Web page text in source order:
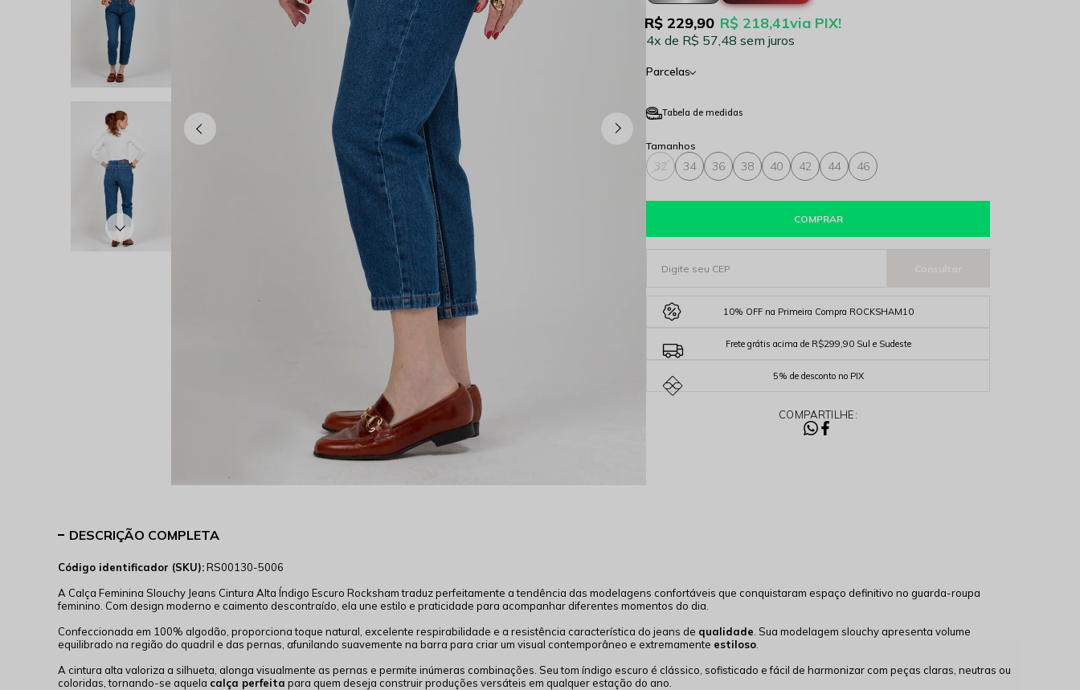
R$ 218,41via PIX!
R$ 229,90
4x R$ 57,48 sem juros
Parcelas
Tabela de medidas
32 34 36 38 40 42 44 46
COMPRAR
10% OFF na Primeira Compra ROCKSHAM10
Frete grátis acima de R$299,90 Sul e Sudeste
5% de desconto no PIX
COMPARTILHE:
DESCRIÇÃO COMPLETA
Código identificador (SKU):RS00130-5006
A Calça Feminina Slouchy Jeans Cintura Alta Índigo Escuro Rocksham traduz perfeitamente a tendência das modelagens confortáveis que conquistaram espaço definitivo no guarda-roupa
feminino. Com design moderno e caimento descontraído, ela une estilo e praticidade para acompanhar diferentes momentos do dia.
Confeccionada em 100% algodão, proporciona toque natural, excelente respirabilidade e a resistência característica do jeans de qualidade . Sua modelagem slouchy apresenta volume
equilibrado na região do quadril e das pernas, afunilando suavemente na barra para criar um visual contemporâneo e extremamente estiloso
A cintura alta valoriza a silhueta, alonga visualmente as pernas e permite inúmeras combinações. Seu tom índigo escuro é clássico, sofisticado e fácil de harmonizar com peças claras, neutras ou
coloridas, tornando-se aquela calça perfeita para quem deseja construir produções versáteis em qualquer estação do ano.